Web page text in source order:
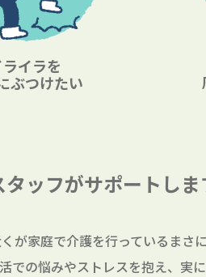
イラを
ぶつけたい
ッフがサポートしま
家庭で介護を行っているまさ
での悩みやストレスを抱え、実